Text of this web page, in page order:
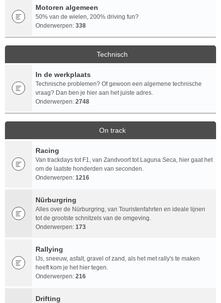
Motoren algemeen
50% van de wielen, 200% driving fun?
Onderwerpen: 338
Technisch
In de werkplaats
Technische problemen? Of gewoon een algemene technische
vraag? Dan ben je hier aan het juiste adres.
Onderwerpen: 2748
On track
Racing
Van trackdays tot F1, van Zandvoort tot Laguna Seca, hier gaat het
om de laatste honderden van seconden.
Onderwerpen: 1216
Nürburgring
Alles over de Nürburgring, van Touristenfahrten en ideale lijnen
tot de grootste schnitzels van de omgeving.
Onderwerpen: 173
Rallying
IJs, sneeuw, asfalt, gravel of zand, als het met rally's te maken
heeft kom je het hier tegen.
Onderwerpen: 216
Drifting